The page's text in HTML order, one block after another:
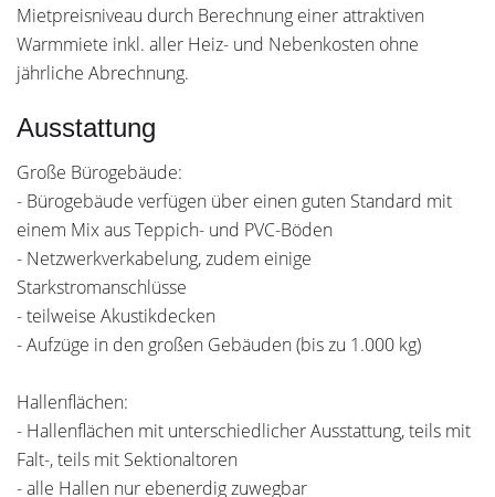
Mietpreisniveau durch Berechnung einer attraktiven
Warmmiete inkl. aller Heiz- und Nebenkosten ohne
jährliche Abrechnung.
Ausstattung
Große Bürogebäude:
- Bürogebäude verfügen über einen guten Standard mit
einem Mix aus Teppich- und PVC-Böden
- Netzwerkverkabelung, zudem einige
Starkstromanschlüsse
- teilweise Akustikdecken
- Aufzüge in den großen Gebäuden (bis zu 1.000 kg)
Hallenflächen:
- Hallenflächen mit unterschiedlicher Ausstattung, teils mit
Falt-, teils mit Sektionaltoren
- alle Hallen nur ebenerdig zuwegbar